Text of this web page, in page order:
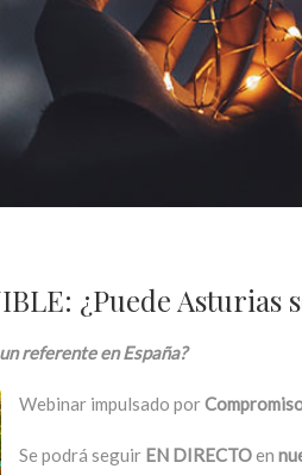
¿Puede
referente en España?
Webinar impulsado por
Se podrá seguir EN DIRECTOen